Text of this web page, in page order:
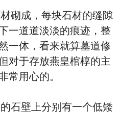
砌成，每块石材的缝隙
一道道淡淡的痕迹，整
一体，看来就算墓道修
对于存放燕皇棺椁的主
常用心的。
石壁上分别有一个低矮